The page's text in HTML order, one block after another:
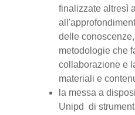
finalizzate altresì
delle
metodologie che
collaborazione e
materiali e
la messa a
Unipd di